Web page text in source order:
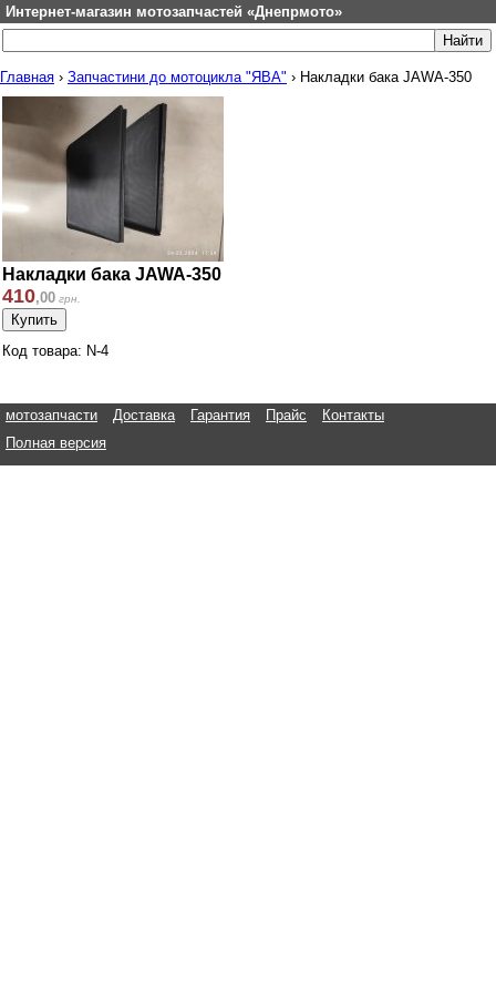
Интернет-магазин мотозапчастей «Днепрмото»
Главная › Запчастини до мотоцикла "ЯВА" › Накладки бака JAWA-350
Накладки бака JAWA-350
410,00 грн.
Код товара: N-4
мотозапчасти Доставка Гарантия Прайс
Контакты
Полная версия